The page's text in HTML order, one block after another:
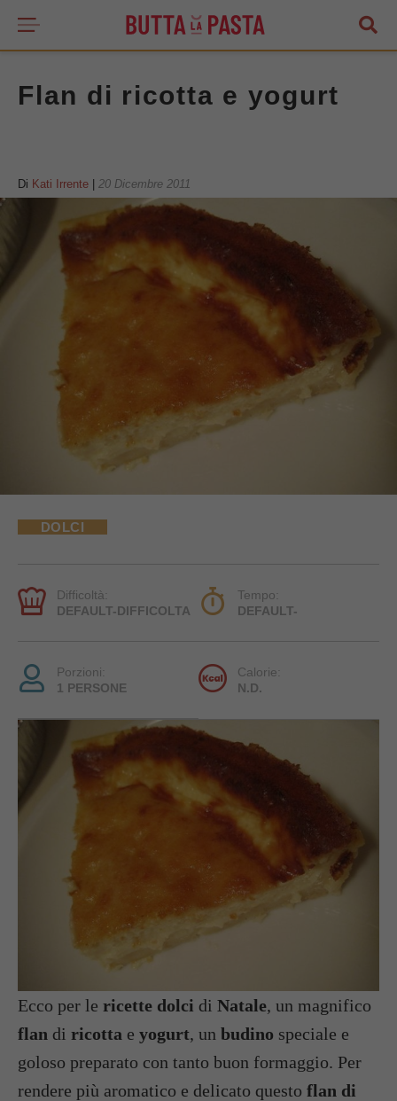
Flan di ricotta e yogurt
Di Kati Irrente 20 Dicembre 2011
DOLCI
Difficoltà:
DEFAULT-DIFFICOLTA
Tempo:
DEFAULT-
Porzioni:
1 PERSONE
Calorie:
N.D.
Ecco per le ricette dolci di Natale, un magnifico
flan di ricotta e yogurt, un budino speciale e
goloso preparato con tanto buon formaggio. Per
rendere più aromatico e delicato questo flan di